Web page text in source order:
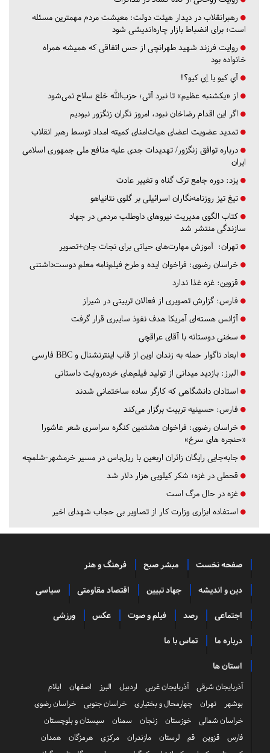
رهبرانقلاب در دیدار هیئت دولت: معیشت مردم مهمترین مسئله
است؛ برای انضباط بازار چاره‌اندیشی شود
روایت فرزند شهید طهرانچی از حس اتفاقی که همیشه همراه
خانواده بود
آي كيو يا اِي كيو؟!
از «یکشنبه عظیم» تا نبرد آتی؛ حزب‌الله خلع سلاح نمی‌شود
اگر این اقدام رضاخان نبود، امروز نگران زنگزور نبودیم
تمدید عضویت اعضای هیات‌امنای کمیته امداد توسط رهبر انقلاب
درباره توافق زنگزور/ تهدیدات جدی علیه منافع ملی جمهوری اسلامی
ایران
یزد: دوره جامع ترک گناه و تغییر عادت
تیغ تیز روزنامه‌نگاران اسرائیلی بر گلوی نتانیاهو
کتاب الگوی مدیریت نیروهای داوطلب مردمی در جهاد
سازندگی منتشر شد
تهران: آموزش مهارت‌های حیاتی برای نجات جان+تصویر
خراسان رضوی: فراخوان ایده و طرح فیلم‌نامه معلم دوست‌داشتنی
قزوین: غزه غذا ندارد
فارس: گزارش تصویری از فعالان تربیتی در شیراز
آژانس هسته‌ای آمریکا هدف نفوذ سایبری قرار گرفت
سخنی دوستانه با آقای عراقچی
ابعاد ناگوار حمله به زندان اوین از قاب اینترنشنال و BBC فارسی
البرز: بازدید میدانی از تولید فیلم‌های خرده‌روایت داستانی
استادان دانشگاهی که کارگر ساده ساختمانی شدند
فارس: حسینیه تربیت برگزار می‌کند
خراسان رضوی: فراخوان هشتمین کنگره سراسری شعر عاشورا
«حنجره های سرخ»
جابه‌جایی رایگان زائران اربعین با ریل‌باس در مسیر خرمشهر-شلمچه
قحطی در غزه؛ شکر کیلویی هزار دلار شد
غزه در حال مرگ است
استفاده ابزاری وزارت کار از تصاویر بی حجاب شهدای اخیر
صفحه نخست مبشر صبح فرهنگ و هنر
دین و اندیشه جهاد تبیین اقتصاد مقاومتی سیاسی
اجتماعی رصد فیلم و صوت عکس ورزشی
درباره ما تماس با ما
استان ها
آذربایجان شرقی آذربایجان غربی اردبیل البرز اصفهان
ایلام
بوشهر
تهران چهارمحال و بختیاری خراسان جنوبی
خراسان رضوی
خراسان شمالی
خوزستان زنجان سمنان
سیستان و بلوچستان
فارس
قزوین قم لرستان مازندران مرکزی هرمزگان
همدان